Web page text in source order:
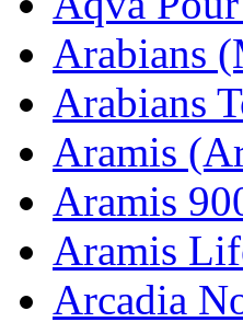
Arabians
Arabians
Aramis
Aramis
Aramis
Arcadia